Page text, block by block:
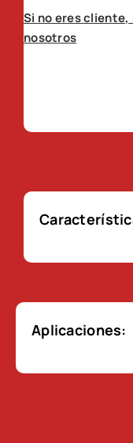
Si no eres
nosotros
Aplicaciones: